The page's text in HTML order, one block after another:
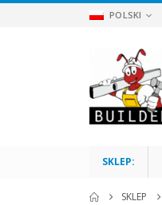
POLSKI
SKLEP:
SKLEP